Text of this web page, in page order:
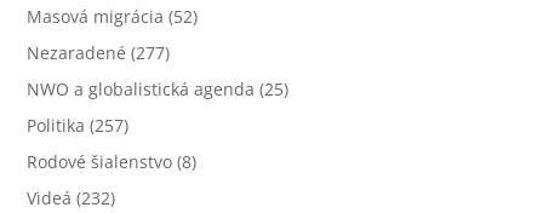
Masová migrácia (52)
Nezaradené (277)
NWO a globalistická agenda (25)
Politika (257)
Rodové šialenstvo (8)
Videá (232)